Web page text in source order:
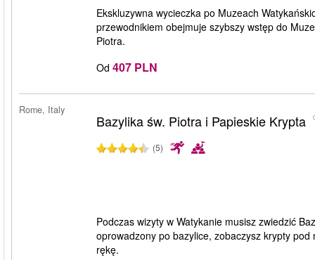
Ekskluzywna wycieczka po Muzeach
przewodnikiem obejmuje szybszy wstęp do
Piotra.
Od 407 PLN
Rome, Italy
Bazylika św. Piotra i Papieskie Krypta
(5)
Podczas wizyty w Watykanie musisz zwiedzić
oprowadzony po bazylice, zobaczysz krypty pod
rękę.